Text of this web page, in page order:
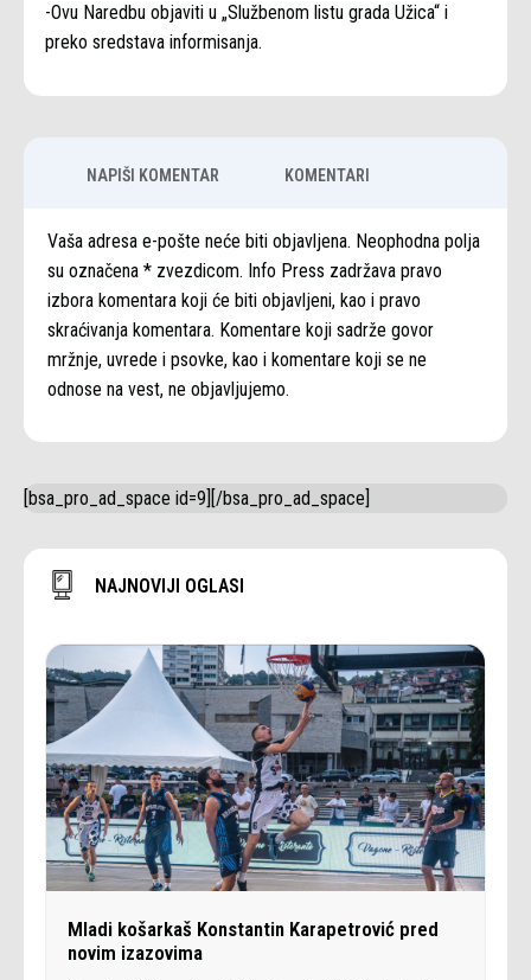
-Ovu Naredbu objaviti u „Službenom listu grada Užica“ i
preko sredstava informisanja.
NAPIŠI KOMENTAR KOMENTARI
Vaša adresa e-pošte neće biti objavljena. Neophodna polja
su označena * zvezdicom. Info Press zadržava pravo
izbora komentara koji će biti objavljeni, kao i pravo
skraćivanja komentara. Komentare koji sadrže govor
mržnje, uvrede i psovke, kao i komentare koji se ne
odnose na vest, ne objavljujemo.
[bsa_pro_ad_space id=9][/bsa_pro_ad_space]
NAJNOVIJI OGLASI
Mladi košarkaš Konstantin Karapetrović pred
novim izazovima